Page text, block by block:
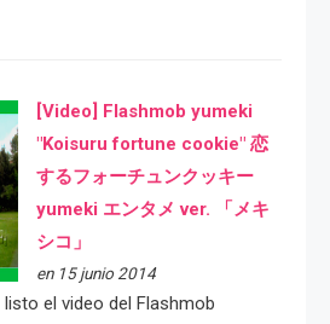
[Video] Flashmob yumeki
"Koisuru fortune cookie" 恋
するフォーチュンクッキー
yumeki エンタメ ver. 「メキ
シコ」
en 15 junio 2014
el video del Flashmob